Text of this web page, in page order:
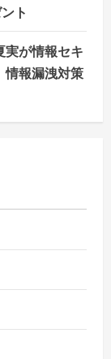
ト
実が情報セキ
情報漏洩対策